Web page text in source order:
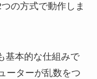
の方式で動作しま
基本的な仕組みで
ーターが乱数をつ